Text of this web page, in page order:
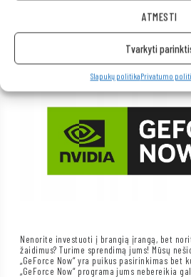
ATMESTI
Tvarkyti
Slapukų politikaPrivatumo
Nenorite investuoti į brangią įrangą, bet
žaidimus? Turime sprendimą jums! Mūsų
„GeForce Now“ yra puikus pasirinkimas bet
„GeForce Now“ programa jums nebereikia